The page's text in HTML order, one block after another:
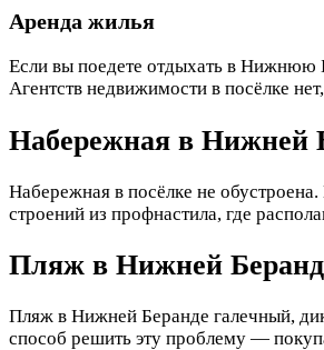
Аренда жилья
Если вы поедете отдыхать в Нижнюю
Агентств недвижимости в посёлке
Набережная в Нижней
Набережная в посёлке не
строений из профнастила, где
Пляж в Нижней
Пляж в Нижней Беранде галечный,
способ решить эту проблему —